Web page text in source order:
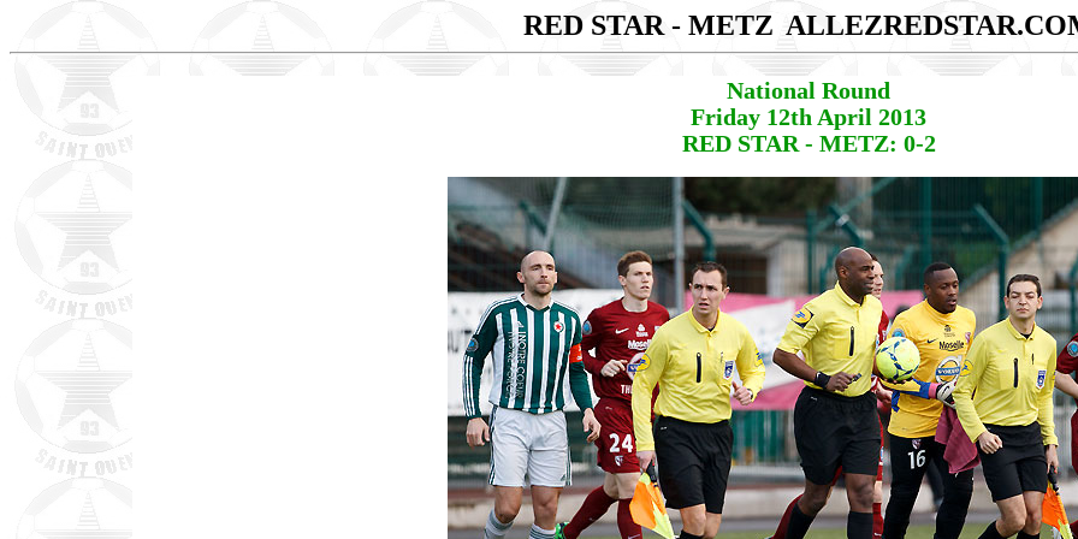
RED STAR - METZ
National Round
Friday 12th April 2013
RED STAR - METZ: 0-2